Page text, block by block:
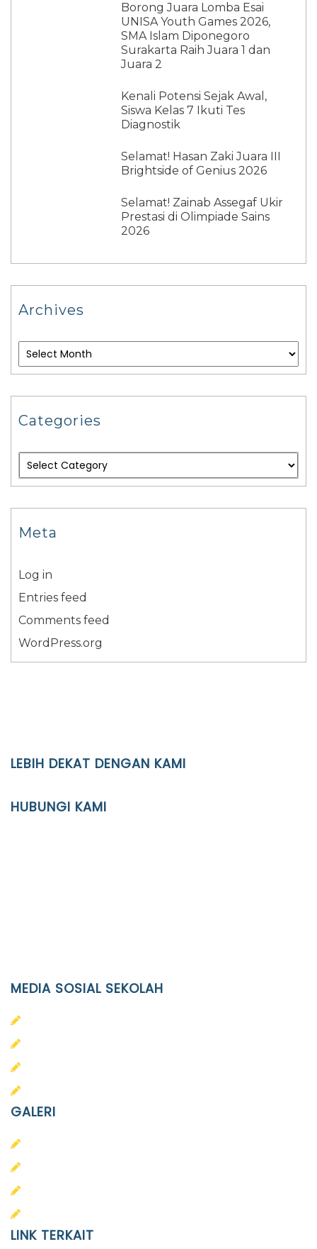
Borong Juara Lomba Esai
UNISA Youth Games 2026,
SMA Islam Diponegoro
Surakarta Raih Juara 1 dan
Juara 2
Kenali Potensi Sejak Awal,
Siswa Kelas 7 Ikuti Tes
Diagnostik
Selamat! Hasan Zaki Juara III
Brightside of Genius 2026
Selamat! Zainab Assegaf Ukir
Prestasi di Olimpiade Sains
2026
Archives
Categories
Meta
Log in
Entries feed
Comments feed
WordPress.org
LEBIH DEKAT DENGAN KAMI
HUBUNGI KAMI
MEDIA SOSIAL SEKOLAH
GALERI
LINK TERKAIT